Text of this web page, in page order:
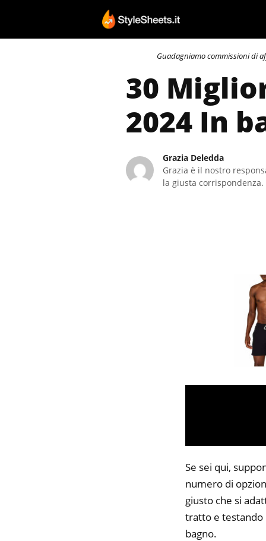
contenuto
Guadagniamo commissioni di
30
2024 In
Grazia Deledda
Grazia è il nostro
la giusta
Se sei qui,
numero di
giusto che si
tratto e testando
bagno.